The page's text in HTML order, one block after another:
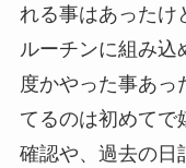
れる事はあったけ
ルーチンに組み込
度かやった事あっ
てるのは初めてで
確認や、過去の日